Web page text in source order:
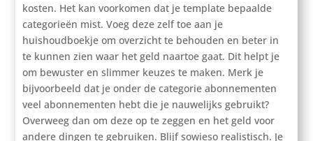
kosten. Het kan voorkomen dat je template bepaalde
categorieën mist. Voeg deze zelf toe aan je
huishoudboekje om overzicht te behouden en beter in
te kunnen zien waar het geld naartoe gaat. Dit helpt je
om bewuster en slimmer keuzes te maken. Merk je
bijvoorbeeld dat je onder de categorie abonnementen
veel abonnementen hebt die je nauwelijks gebruikt?
Overweeg dan om deze op te zeggen en het geld voor
andere dingen te gebruiken. Blijf sowieso realistisch. Je